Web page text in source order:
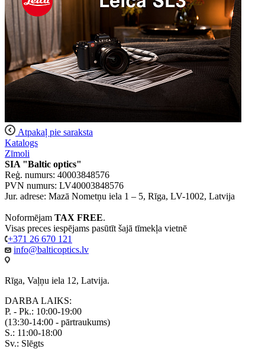
Atpakaļ pie saraksta
Katalogs
Zīmoli
SIA "Baltic optics"
Reģ. numurs: 40003848576
PVN numurs: LV40003848576
Jur. adrese: Mazā Nometņu iela 1 – 5, Rīga, LV-1002, Latvija
Noformējam TAX FREE.
Visas preces iespējams pasūtīt šajā tīmekļa vietnē
+371 26 670 121
info@balticoptics.lv
Rīga, Vaļņu iela 12, Latvija.
DARBA LAIKS:
P. - Pk.: 10:00-19:00
(13:30-14:00 - pārtraukums)
S.: 11:00-18:00
Sv.: Slēgts